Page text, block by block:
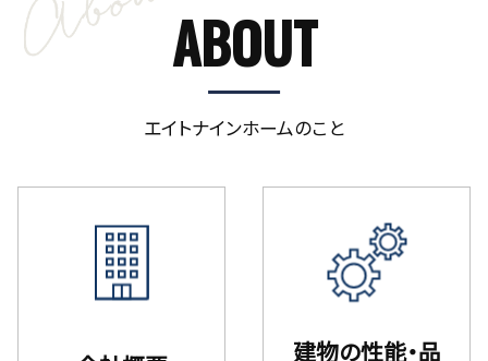
ABOUT
エイトナインホームのこと
建物の性能・品